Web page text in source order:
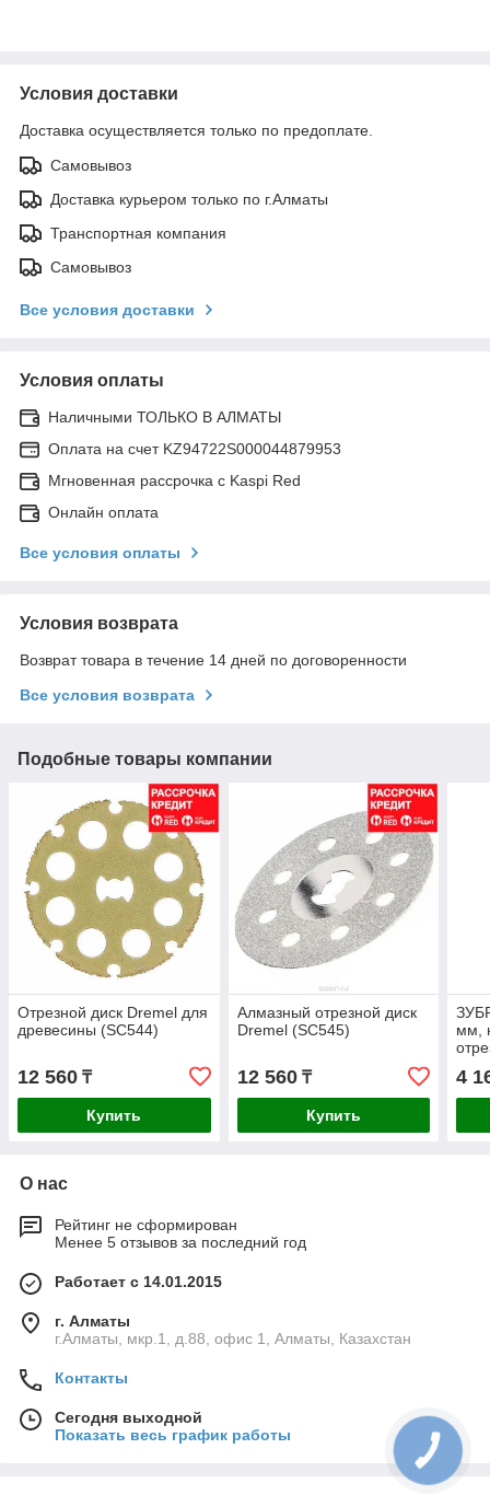
Условия доставки
Доставка осуществляется только по предоплате.
Самовывоз
Доставка курьером только по г.Алматы
Транспортная компания
Самовывоз
Все условия доставки
Условия оплаты
Наличными ТОЛЬКО В АЛМАТЫ
Оплата на счет KZ94722S000044879953
Мгновенная рассрочка с Kaspi Red
Онлайн оплата
Все условия оплаты
Условия возврата
Возврат товара в течение 14 дней по договоренности
Все условия возврата
Подобные товары компании
Отрезной диск Dremel для
древесины (SC544)
12 560 ₸
Купить
Алмазный отрезной диск
Dremel (SC545)
12 560₸
Купить
мм,
4
О нас
Рейтинг не сформирован
Менее 5 отзывов за последний год
Работает с 14.01.2015
г. Алматы
г.Алматы, мкр.1, д.88, офис 1, Алматы, Казахстан
Контакты
Сегодня выходной
Показать весь график работы